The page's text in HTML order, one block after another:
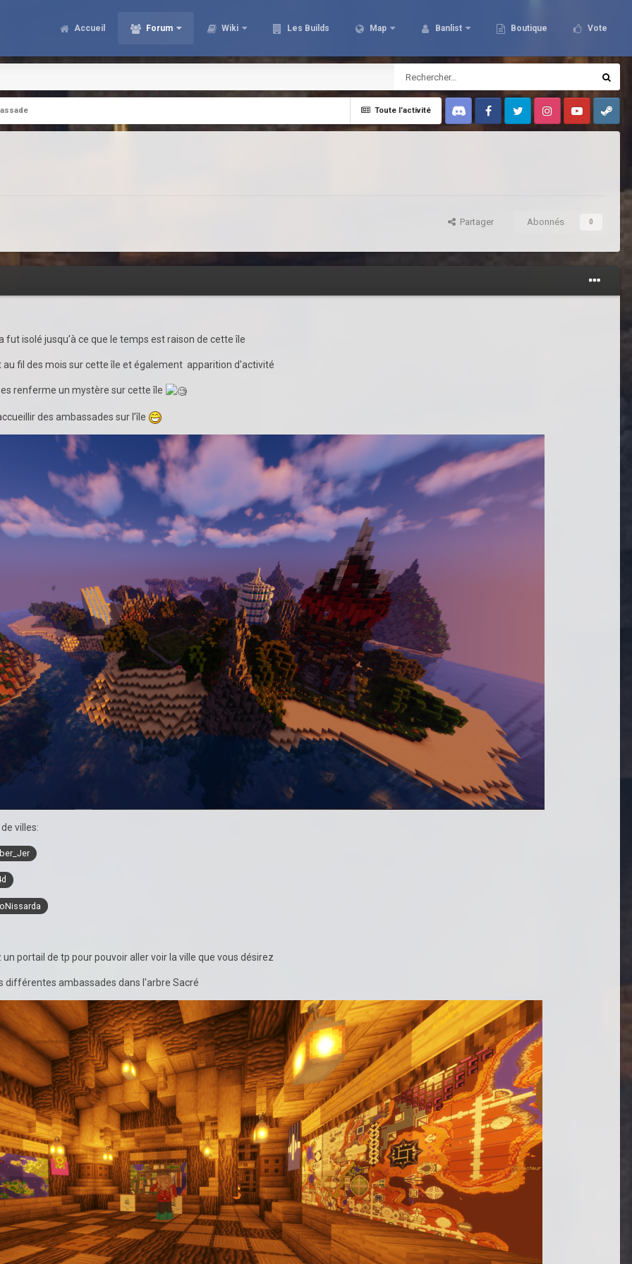
Accueil Forum Wiki Les Builds Map Banlist Boutique Vote
Toute l’activité
DiscordFacebookTwitter InstagramYoutubeSteam
Partager Abonnés 0
fut isolé jusqu’à ce que le temps est raison de cette île
fil des mois sur cette île et également apparition d'activité
renferme un mystère sur cette île
des ambassades sur l’île
villes:
portail de tp pour pouvoir aller voir la ville que vous désirez
différentes ambassades dans l'arbre Sacré